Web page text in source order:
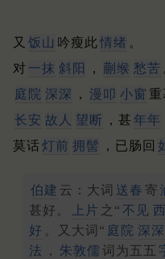
又 饭山 吟瘦此情绪 。
对 一抹 斜阳 ， 蒯缑 愁苦
庭院 深深 ， 漫叩 小窗 重
长安 故人 望断 ，甚 年年
莫话灯前 拥髻 ，已肠回
伯建 云：大词 送春 寄
甚好。
上片 之“ 不见
好 。又大词“ 庭院 深深
法
， 朱敦儒 词为五五